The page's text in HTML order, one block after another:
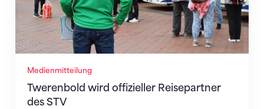
Medienmitteilung
Twerenbold wird offizieller Reisepartner
des STV